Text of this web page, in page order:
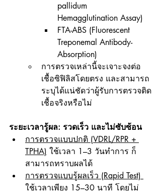
pallidum
Hemagglutination Assay)
FTA-ABS (Fluorescent
Treponemal Antibody-
Absorption)
การตรวจเหล่านี้จะเจาะจงต่อ
เชื้อซิฟิลิสโดยตรง และสามารถ
ระบุได้แน่ชัดว่าผู้รับการตรวจติด
เชื้อจริงหรือไม่
ระยะเวลารู้ผล: รวดเร็ว และไม่ซับซ้อน
การตรวจแบบปกติ (VDRL/RPR +
TPHA) ใช้เวลา 1–3 วันทำการ ก็
สามารถทราบผลได้
การตรวจแบบรู้ผลเร็ว (Rapid Test)
ใช้เวลาเพียง 15–30 นาที โดยไม่